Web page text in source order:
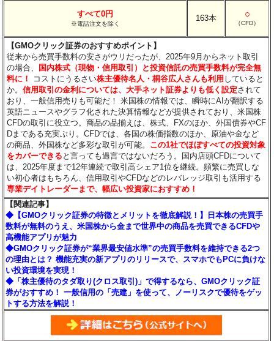
すべて0円
※電話注文を除く
163本 ○
（CFD）
【GMOクリック証券のおすすめポイント】
従来から売買手数料の安さがウリだったが、2025年9月からネット取引
の場合、
国内株式（現物・信用取引）と投資信託の売買手数料が完全無
料に！
コストにうるさい株主優待名人・桐谷広人さんも利用 していると
か。信用取引の金利については、大手ネット証券よりも低く設定されて
おり、一般信用売りも可能だ！ 米国株の情報では、瞬時にAIが翻訳する
英語ニュースやグラフ化された決算情報などが提供されており、米国株
CFDの取引に役立つ。商品の品揃えは、株式、FXのほか、外国債券やCF
Dまである充実ぶり。CFDでは、各国の株価指数のほか、原油や金など
の商品、外国株など多彩な取引が可能。 この1社でほぼすべての投資対象
をカバーできる と言っても過言ではないだろう。国内店頭CFDについて
は、2025年度まで12年連続で取引高シェア1位を継続。頻繁に売買しな
い初心者はもちろん、信用取引やCFDなどのレバレッジ取引も活用する
専業デイトレーダーまで、幅広い投資家におすすめ！
【関連記事】
◆【GMOクリック証券の特徴とメリットを徹底解説！】日本株の売買手
数料が無料のうえ、米国株から金まで世界中の商品を売買できるCFDや
高機能アプリが魅力
◆GMOクリック証券が“業界最安値水準”の売買手数料を維持できる2つ
の理由とは？ 機能充実の新アプリのリリースで、スマホでもPCに負けな
い投資環境を実現！
◆「株主優待のタダ取り(クロス取引)」で得するなら、GMOクリック証
券がおすすめ！ 一般信用の「売建」を使って、ノーリスクで優待をゲッ
トする方法を解説！